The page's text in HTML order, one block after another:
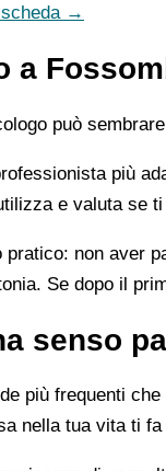
→
a
può
più
e valuta se
pratico: non aver
Se dopo il
senso
più frequenti
nella tua vita ti